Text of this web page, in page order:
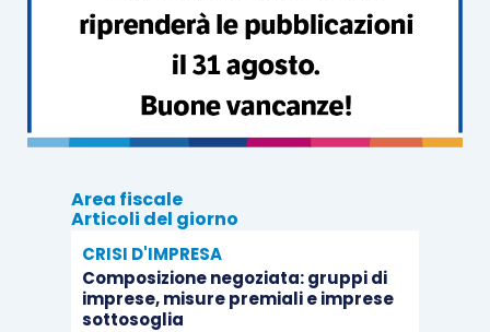
Area fiscale
Articoli del giorno
CRISI D'IMPRESA
Composizione negoziata: gruppi di
imprese, misure premiali e imprese
sottosoglia